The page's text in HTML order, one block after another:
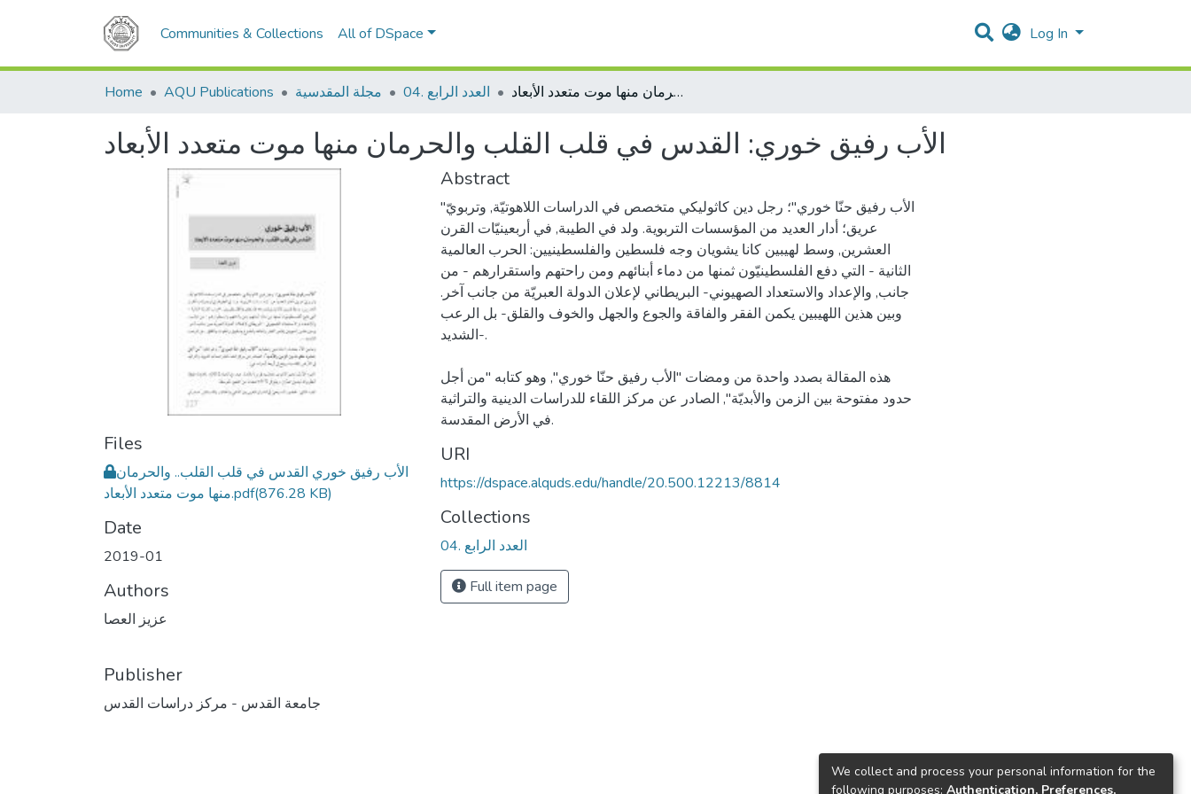
Communities & Collections All of DSpace Log In
Home AQU Publications مجلة المقدسية 04. العدد الرابع الأب رفيق خوري: القدس في قلب القلب والحرمان منها موت متعدد الأبعاد
الأب رفيق خوري: القدس في قلب القلب والحرمان منها موت متعدد الأبعاد
Files
الأب رفيق خوري القدس في قلب القلب.. والحرمان
منها موت متعدد الأبعاد.pdf(876.28 KB)
Date
2019-01
Authors
عزيز العصا
Publisher
جامعة القدس - مركز دراسات القدس
Abstract
"الأب رفيق حنّا خوري"؛ رجل دين كاثوليكي متخصص في الدراسات اللاهوتيّة, وتربويّ
عريق؛ أدار العديد من المؤسسات التربوية. ولد في الطيبة, في أربعينيّات القرن
العشرين, وسط لهيبين كانا يشويان وجه فلسطين والفلسطينيين: الحرب العالمية
الثانية - التي دفع الفلسطينيّون ثمنها من دماء أبنائهم ومن راحتهم واستقرارهم - من
جانب, والإعداد والاستعداد الصهيوني- البريطاني لإعلان الدولة العبريّة من جانب آخر.
وبين هذين اللهيبين يكمن الفقر والفاقة والجوع والجهل والخوف والقلق- بل الرعب
الشديد-.
هذه المقالة بصدد واحدة من ومضات "الأب رفيق حنّا خوري", وهو كتابه "من أجل
حدود مفتوحة بين الزمن والأبديّة", الصادر عن مركز اللقاء للدراسات الدينية والتراثية
في الأرض المقدسة.
URI
https://dspace.alquds.edu/handle/20.500.12213/8814
Collections
04. العدد الرابع
Full item page
We collect and process your personal information for the
following purposes: Authentication, Preferences,